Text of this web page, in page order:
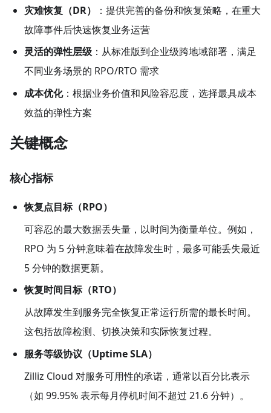
灾难恢复（DR）
：提供完善的备份和恢复策略，在重大
故障事件后快速恢复业务运营
灵活的弹性层级 ​：从标准版到企业级跨地域部署，满足
不同业务场景的 RPO/RTO 需求
成本优化​：根据业务价值和风险容忍度，选择最具成本
效益的弹性方案
关键概念
核心指标
恢复点目标（RPO）
可容忍的最大数据丢失量，以时间为衡量单位。例如，
RPO 为 5 分钟意味着在故障发生时，最多可能丢失最近
5 分钟的数据更新。
恢复时间目标（RTO）
从故障发生到服务完全恢复正常运行所需的最长时间。
这包括故障检测、切换决策和实际恢复过程。
服务等级协议（Uptime SLA）
Zilliz Cloud 对服务可用性的承诺，通常以百分比表示
（如 99.95% 表示每月停机时间不超过 21.6 分钟）。